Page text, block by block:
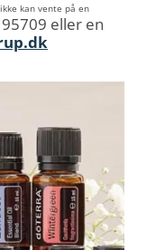
kan vente på en
eller en